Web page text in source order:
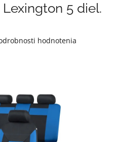
5 diel.
hodnotenia